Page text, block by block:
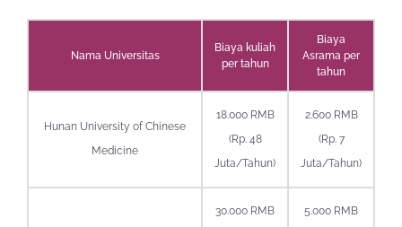
Nama Universitas
Biaya kuliah
per tahun
Biaya
Asrama per
tahun
Hunan University of Chinese
Medicine
18.000 RMB
(Rp. 48
Juta/Tahun)
2.600 RMB
(Rp. 7
Juta/Tahun)
30.000 RMB
5.000 RMB